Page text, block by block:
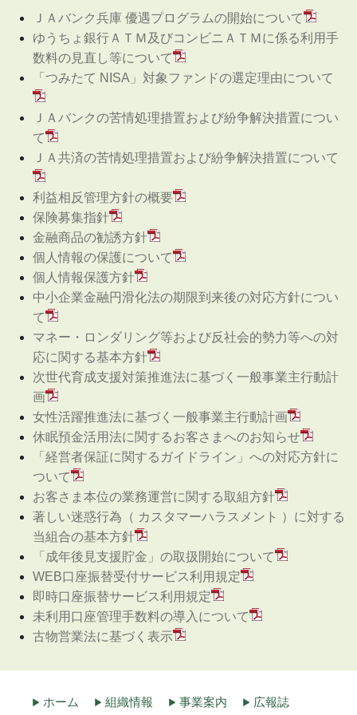
ＪＡバンク兵庫 優遇プログラムの開始について
ゆうちょ銀行ＡＴＭ及びコンビニＡＴＭに係る利用手
数料の見直し等について
「つみたて NISA」対象ファンドの選定理由について
ＪＡバンクの苦情処理措置および紛争解決措置につい
て
ＪＡ共済の苦情処理措置および紛争解決措置について
利益相反管理方針の概要
保険募集指針
金融商品の勧誘方針
個人情報の保護について
個人情報保護方針
中小企業金融円滑化法の期限到来後の対応方針につい
て
マネー・ロンダリング等および反社会的勢力等への対
応に関する基本方針
次世代育成支援対策推進法に基づく一般事業主行動計
画
女性活躍推進法に基づく一般事業主行動計画
休眠預金活用法に関するお客さまへのお知らせ
「経営者保証に関するガイドライン」への対応方針に
ついて
お客さま本位の業務運営に関する取組方針
著しい迷惑行為（ カスタマーハラスメント ）に対する
当組合の基本方針
「成年後見支援貯金」の取扱開始について
WEB口座振替受付サービス利用規定
即時口座振替サービス利用規定
未利用口座管理手数料の導入について
古物営業法に基づく表示
ホーム 組織情報 事業案内 広報誌